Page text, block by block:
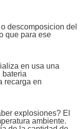
descomposicion del
que para ese
en usa una
bateria
recarga en
explosiones? El
ambiente.